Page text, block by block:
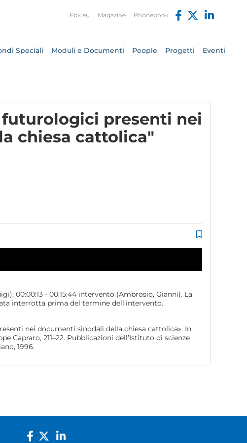
Fbk.eu Magazine Phonebook
Speciali Moduli e Documenti People Progetti Eventi
presenti nei
chiesa cattolica"
00:00:13 - 00:15:44 intervento (Ambrosio, Gianni). La
interrotta prima del termine dell’intervento.
nei documenti sinodali della chiesa cattolica». In
Capraro, 211–22. Pubblicazioni dell’Istituto di scienze
1996.